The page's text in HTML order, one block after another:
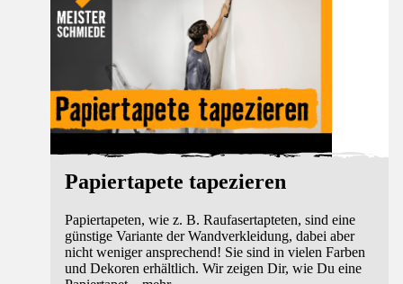
Papiertapete tapezieren
Papiertapeten, wie z. B. Raufasertapteten, sind eine
günstige Variante der Wandverkleidung, dabei aber
nicht weniger ansprechend! Sie sind in vielen Farben
und Dekoren erhältlich. Wir zeigen Dir, wie Du eine